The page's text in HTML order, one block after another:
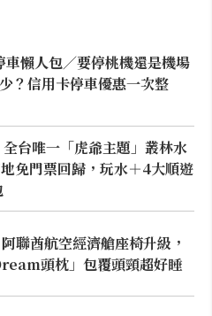
懶人包／要停桃機還是機場
？信用卡停車優惠一次整
全台唯一「虎爺主題」叢林水
免門票回歸，玩水＋4大順遊
聯酋航空經濟艙座椅升級，
頭枕」包覆頭頸超好睡